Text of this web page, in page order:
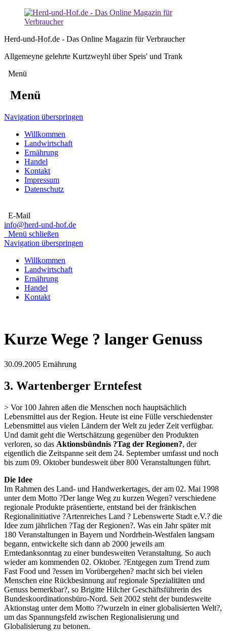
Herd-und-Hof.de - Das Online Magazin für Verbraucher
Allgemeyne gelehrte Kurtzweyhl über Speis' und Trank
Menü
Menü
Navigation überspringen
Willkommen
Landwirtschaft
Ernährung
Handel
Kontakt
Impressum
Datenschutz
E-Mail
info@herd-und-hof.de
Menü schließen
Navigation überspringen
Willkommen
Landwirtschaft
Ernährung
Handel
Kontakt
Kurze Wege ? langer Genuss
30.09.2005 Ernährung
3. Wartenberger Erntefest
> Vor 100 Jahren aßen die Menschen noch hauptsächlich
Lebensmittel aus der Region. Heute ist eine Fülle verschiedenster
Lebensmittel aus vielen Ländern der Welt zu jeder Zeit verfügbar.
Und damit geht die Wertschätzung gegenüber den Produkten
verloren, so das Aktionsbündnis ?Tag der Regionen?, der
eigentlich die Zeitspanne seit dem 24. September umfasst und noch
bis zum 09. Oktober bundesweit über 800 Veranstaltungen führt.
Die Idee
Im Rahmen des Land- und Handwerkertages, der am 02. Mai 1998
unter dem Motto ?Der lange Weg zu kurzen Wegen? verschiedene
regionale Produkte präsentierte, entstand bei der fränkischen
Regionalinitiative ?Artenreiches Land ? Lebenswerte Stadt e.V.? die
Idee zum jährlichen ?Tag der Regionen?. Was ein Jahr später mit
180 Veranstaltungen in Bayern und Nordrhein-Westfalen langsam
begann, entwickelte sich dann ab 2000 jeweils am
Erntedanksonntag zu einer bundesweiten Veranstaltung. So auch
wieder am kommenden 02. Oktober. ?Entgegen zum Trend zum
Fast Food und ?essen im Vorübergehen? macht sich bei vielen
Menschen eine Rückbesinnung auf regionale Spezialitäten und
Genuss bemerkbar?, so Brigitte Hilcher Geschäftsführerin des
Bundeskoordinationsbüro-Nord. Seit 2002 steht der bundesweite
Aktionstag unter dem Motto ??wurzeln in einer globalisierten Welt?,
um das Spannungsfeld zwischen Regionalisierung und
Globalisierung zu betonen.